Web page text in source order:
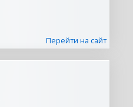
Перейти на сайт